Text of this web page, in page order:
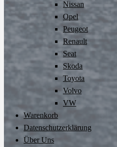
Nissan
Opel
Peugeot
Renault
Seat
Skoda
Toyota
Volvo
VW
Warenkorb
Datenschutzerklärung
Über Uns